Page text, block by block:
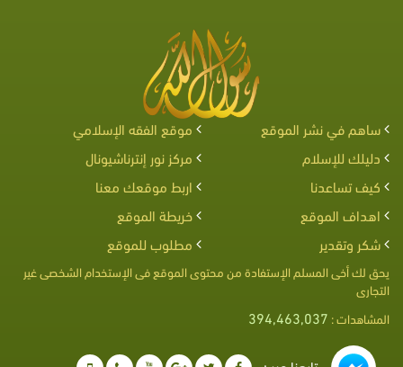
ساهم في نشر الموقع
موقع الفقه الإسلامي
دليلك للإسلام
مركز نور إنترناشيونال
كيف تساعدنا
اربط موقعك معنا
اهداف الموقع
خريطة الموقع
شكر وتقدير
مطلوب للموقع
يحق لك أخى المسلم الإستفادة من محتوى الموقع فى الإستخدام الشخصى غير
التجارى
المشاهدات : 394,463,037